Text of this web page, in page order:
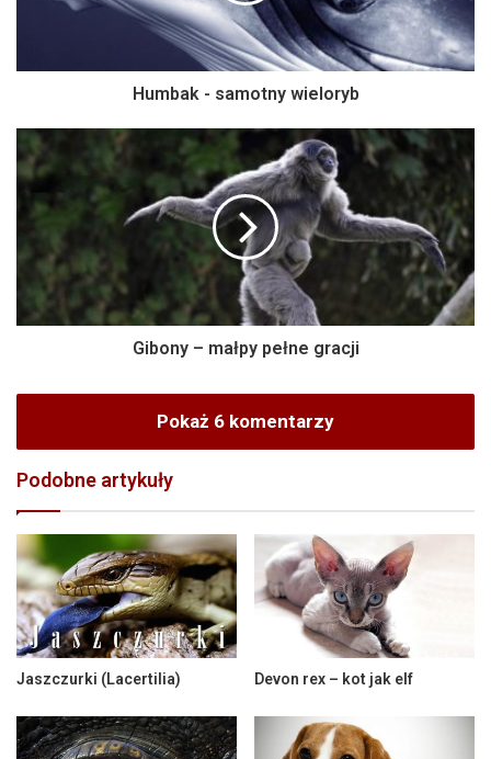
Humbak - samotny wieloryb
Gibony – małpy pełne gracji
Pokaż 6 komentarzy
Podobne artykuły
Jaszczurki (Lacertilia) Devon rex – kot jak elf